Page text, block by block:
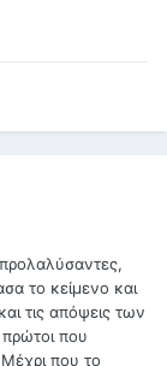
το κείμενο και
τις απόψεις των
που
που το